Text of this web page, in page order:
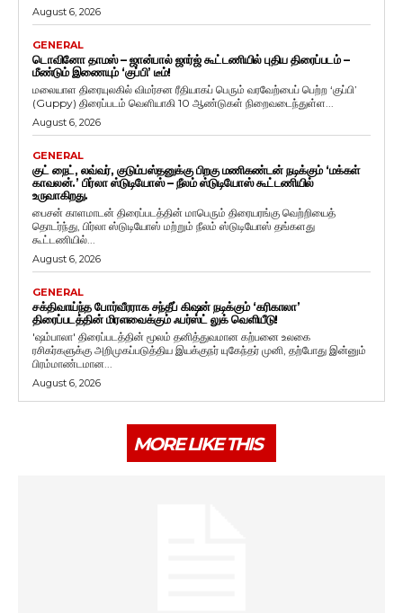
August 6, 2026
GENERAL
டொவினோ தாமஸ் – ஜான்பால் ஜார்ஜ் கூட்டணியில் புதிய திரைப்படம் –
மீண்டும் இணையும் ‘குப்பி’ டீம்!
மலையாள திரையுலகில் விமர்சன ரீதியாகப் பெரும் வரவேற்பைப் பெற்ற ‘குப்பி’
(Guppy) திரைப்படம் வெளியாகி 10 ஆண்டுகள் நிறைவடைந்துள்ள...
August 6, 2026
GENERAL
குட் நைட், லவ்வர், குடும்பஸ்தனுக்கு பிறகு மணிகண்டன் நடிக்கும் ‘மக்கள்
காவலன்.’ பிர்லா ஸ்டுடியோஸ் – நீலம் ஸ்டுடியோஸ் கூட்டணியில்
உருவாகிறது.
பைசன் காளமாடன் திரைப்படத்தின் மாபெரும் திரையரங்கு வெற்றியைத்
தொடர்ந்து, பிர்லா ஸ்டுடியோஸ் மற்றும் நீலம் ஸ்டுடியோஸ் தங்களது
கூட்டணியில்...
August 6, 2026
GENERAL
சக்திவாய்ந்த போர்வீரராக சந்தீப் கிஷன் நடிக்கும் ‘கரிகாலா’
திரைப்படத்தின் மிரளவைக்கும் ஃபர்ஸ்ட் லுக் வெளியீடு!
'ஷம்பாலா' திரைப்படத்தின் மூலம் தனித்துவமான கற்பனை உலகை
ரசிகர்களுக்கு அறிமுகப்படுத்திய இயக்குநர் யுகேந்தர் முனி, தற்போது இன்னும்
பிரம்மாண்டமான...
August 6, 2026
MORE LIKE THIS